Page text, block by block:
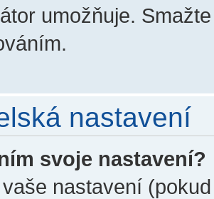
umožňuje.
nastavení
svoje nastavení?
nastavení